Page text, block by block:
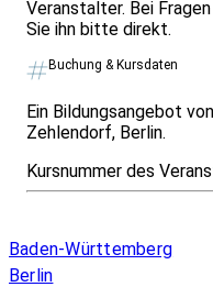
Veranstalter. Bei
Sie ihn bitte direkt.
Buchung & Kursdaten
Ein Bildungsangebot
Zehlendorf, Berlin.
Kursnummer des
Baden-Württemberg
Berlin